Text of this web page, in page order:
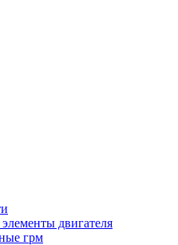
двигателя
грм